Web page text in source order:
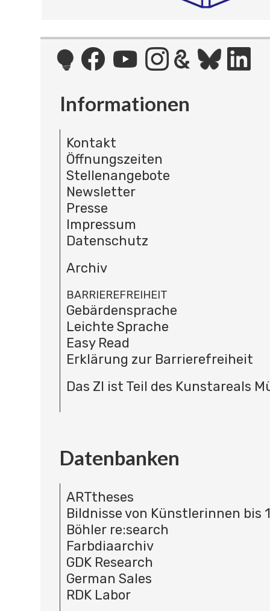
Informationen
Kontakt
Öffnungszeiten
Stellenangebote
Newsletter
Presse
Impressum
Datenschutz
Archiv
BARRIEREFREIHEIT
Gebärdensprache
Leichte Sprache
Easy Read
Erklärung zur Barrierefreiheit
Das ZI ist Teil des Kunstareals
Datenbanken
ARTtheses
Bildnisse von Künstlerinnen bis
Böhler re:search
Farbdiaarchiv
GDK Research
German Sales
RDK Labor